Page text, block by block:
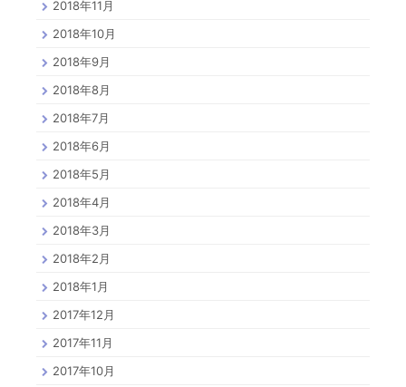
2018年11月
2018年10月
2018年9月
2018年8月
2018年7月
2018年6月
2018年5月
2018年4月
2018年3月
2018年2月
2018年1月
2017年12月
2017年11月
2017年10月